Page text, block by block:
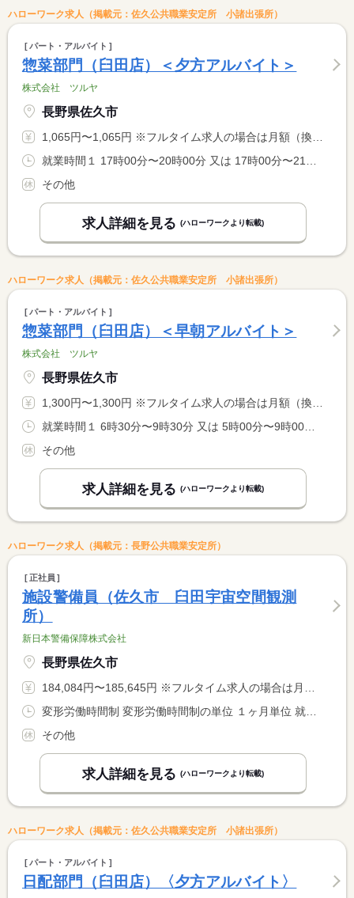
ハローワーク求人（掲載元：佐久公共職業安定所 小諸出張所）
パート・アルバイト
惣菜部門（臼田店）＜夕方アルバイト＞
株式会社 ツルヤ
長野県佐久市
1,065円〜1,065円 ※フルタイム求人の場合は月額（換算額）、パート求人の場合は時間額を表示しています。
その他
求人詳細を見る (ハローワークより転載)
ハローワーク求人（掲載元：佐久公共職業安定所 小諸出張所）
パート・アルバイト
惣菜部門（臼田店）＜早朝アルバイト＞
株式会社 ツルヤ
長野県佐久市
1,300円〜1,300円 ※フルタイム求人の場合は月額（換算額）、パート求人の場合は時間額を表示しています。
その他
求人詳細を見る (ハローワークより転載)
ハローワーク求人（掲載元：長野公共職業安定所）
正社員
施設警備員（佐久市 臼田宇宙空間観測
所）
新日本警備保障株式会社
長野県佐久市
184,084円〜185,645円 ※フルタイム求人の場合は月額（換算額）、パート求人の場合は時間額を表示しています。
その他
求人詳細を見る (ハローワークより転載)
ハローワーク求人（掲載元：佐久公共職業安定所 小諸出張所）
パート・アルバイト
日配部門（臼田店）〈夕方アルバイト〉